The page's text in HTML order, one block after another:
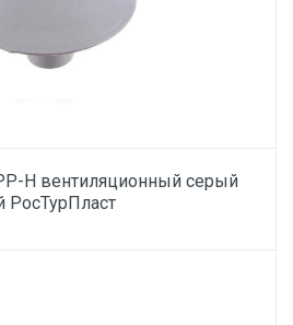
H вентиляционный серый
РосТурПласт